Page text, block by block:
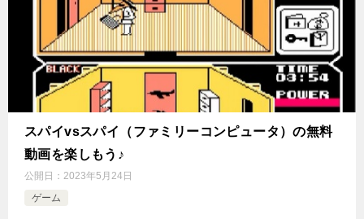
スパイvsスパイ（ファミリーコンピュータ）の無料
動画を楽しもう♪
公開日： 2023年5月24日
ゲーム